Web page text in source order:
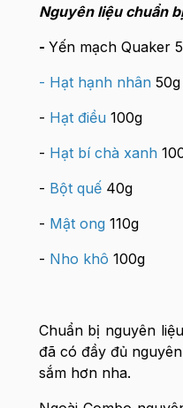
Nguyên liệu chuẩn bị
- Yến mạch Quaker
- Hạt hạnh nhân50g
- Hạt điều 100g
- Hạt bí chà xanh
- Bột quế40g
- Mật ong110g
- Nho khô 100g
Chuẩn bị nguyên
đã có đầy đủ
sắm hơn nha.